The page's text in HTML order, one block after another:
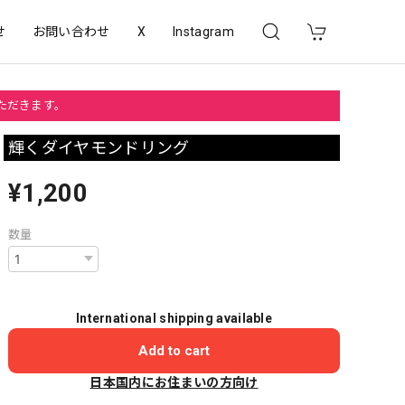
お問い合わせ X Instagram
きます。
輝くダイヤモンドリング
¥1,200
数量
International shipping available
Add to cart
日本国内にお住まいの方向け